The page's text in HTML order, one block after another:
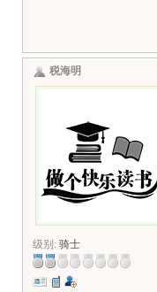
税海明
级别: 骑士